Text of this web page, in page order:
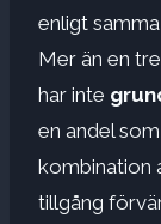
enligt
Mer än en
har inte
en andel
kombination
tillgång